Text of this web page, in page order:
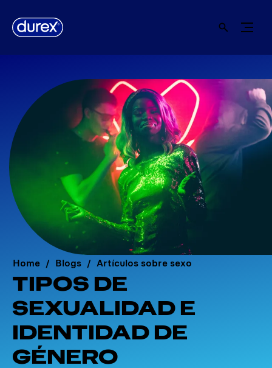
Home Blogs Artículos sobre sexo
TIPOS DE
SEXUALIDAD E
IDENTIDAD DE
GÉNERO